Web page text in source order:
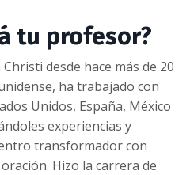
tu profesor?
desde hace más de 20
ha trabajado con
Unidos, España, México
experiencias y
transformador con
Hizo la carrera de